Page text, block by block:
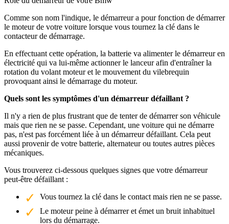
Comme son nom l'indique, le démarreur a pour fonction de démarrer
le moteur de votre voiture lorsque vous tournez la clé dans le
contacteur de démarrage.
En effectuant cette opération, la batterie va alimenter le démarreur en
électricité qui va lui-même actionner le lanceur afin d'entraîner la
rotation du volant moteur et le mouvement du vilebrequin
provoquant ainsi le démarrage du moteur.
Quels sont les symptômes d'un démarreur défaillant ?
Il n'y a rien de plus frustrant que de tenter de démarrer son véhicule
mais que rien ne se passe. Cependant, une voiture qui ne démarre
pas, n'est pas forcément liée à un démarreur défaillant. Cela peut
aussi provenir de votre batterie, alternateur ou toutes autres pièces
mécaniques.
Vous trouverez ci-dessous quelques signes que votre démarreur
peut-être défaillant :
Vous tournez la clé dans le contact mais rien ne se passe.
Le moteur peine à démarrer et émet un bruit inhabituel
lors du démarrage.